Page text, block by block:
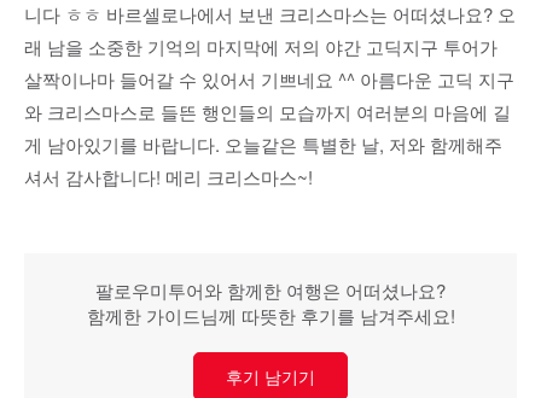
니다 ㅎㅎ 바르셀로나에서 보낸 크리스마스는 어떠셨나요? 오
래 남을 소중한 기억의 마지막에 저의 야간 고딕지구 투어가
살짝이나마 들어갈 수 있어서 기쁘네요 ^^ 아름다운 고딕 지구
와 크리스마스로 들뜬 행인들의 모습까지 여러분의 마음에 길
게 남아있기를 바랍니다. 오늘같은 특별한 날, 저와 함께해주
셔서 감사합니다! 메리 크리스마스~!
팔로우미투어와 함께한 여행은 어떠셨나요?
함께한 가이드님께 따뜻한 후기를 남겨주세요!
후기 남기기